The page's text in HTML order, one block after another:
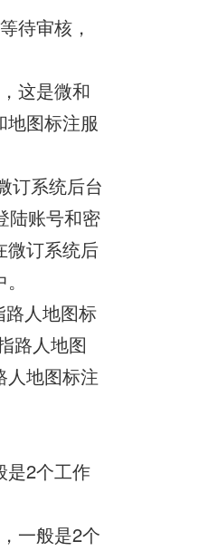
待审核，
这是微和
地图标注服
订系统后台
陆账号和密
微订系统后
路人地图标
路人地图
人地图标注
是2个工作
一般是2个